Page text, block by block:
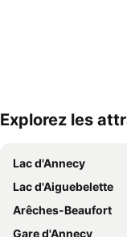
Explorez les
Lac d'Annecy
Lac d'Aiguebelette
Arêches-Beaufort
Gare d'Annecy